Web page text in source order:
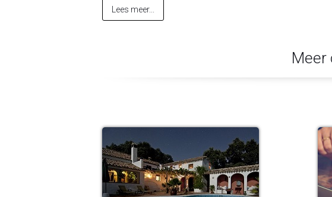
Lees meer...
Meer